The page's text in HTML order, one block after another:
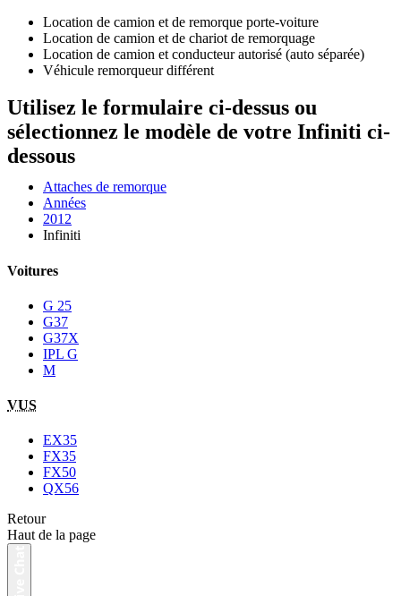
Location de camion et de remorque porte-voiture
Location de camion et de chariot de remorquage
Location de camion et conducteur autorisé (auto séparée)
Véhicule remorqueur différent
Utilisez le formulaire ci-dessus ou
sélectionnez le modèle de votre Infiniti ci-
dessous
Attaches de remorque
Années
2012
Infiniti
Voitures
G 25
G37
G37X
IPL G
M
VUS
EX35
FX35
FX50
QX56
Retour
Haut de la page